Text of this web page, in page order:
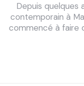
Depuis quelques
contemporain à
commencé à faire